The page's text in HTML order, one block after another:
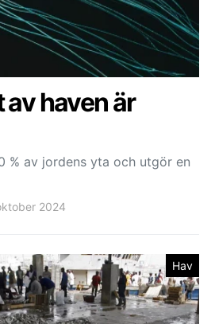
haven är
% av jordens yta och utgör en
2024
Hav